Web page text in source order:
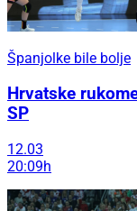
Španjolke bile bolje
Hrvatske
SP
12.03
20:09h